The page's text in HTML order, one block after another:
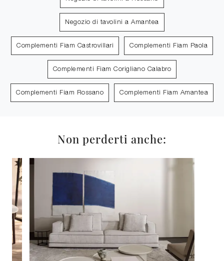
Negozio di tavolini a Amantea
Complementi Fiam Castrovillari Complementi Fiam Paola
Complementi Fiam Corigliano Calabro
Complementi Fiam Rossano Complementi Fiam Amantea
Non perderti anche: